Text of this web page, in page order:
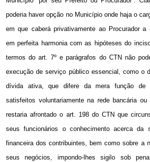
poderia haver opção no Município onde haja o
em que caberá privativamente ao Procurador a
em perfeita harmonia com as hipóteses do
termos do art. 7º e parágrafos do CTN não
execução de serviço público essencial, como o
dívida ativa, que difere da mera função de
satisfeitos voluntariamente na rede bancária ou
restaria afrontado o art. 198 do CTN que
seus funcionários o conhecimento acerca da
financeira dos contribuintes, bem como sobre a
seus negócios, impondo-lhes sigilo sob